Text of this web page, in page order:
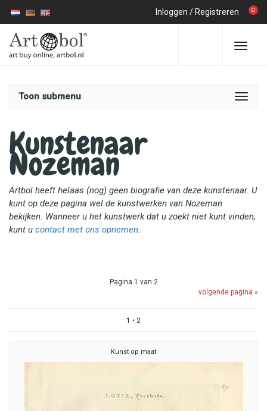
Inloggen / Registreren 0
Toon submenu
Kunstenaar
Nozeman
Artbol heeft helaas (nog) geen biografie van deze kunstenaar. U
kunt op deze pagina wel de kunstwerken van Nozeman
bekijken. Wanneer u het kunstwerk dat u zoekt niet kunt vinden,
kunt u contact met ons opnemen.
Pagina 1 van 2
volgende pagina »
1 • 2
Kunst op maat